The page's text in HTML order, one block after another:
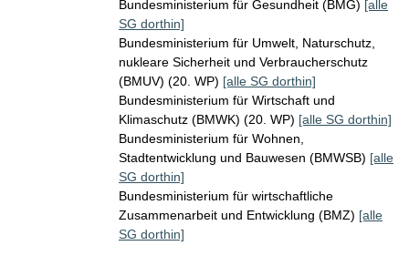
Bundesministerium für Gesundheit (BMG) [alle
SG dorthin]
Bundesministerium für Umwelt, Naturschutz,
nukleare Sicherheit und Verbraucherschutz
(BMUV) (20. WP) [alle SG dorthin]
Bundesministerium für Wirtschaft und
Klimaschutz (BMWK) (20. WP) [alle SG dorthin]
Bundesministerium für Wohnen,
Stadtentwicklung und Bauwesen (BMWSB) [alle
SG dorthin]
Bundesministerium für wirtschaftliche
Zusammenarbeit und Entwicklung (BMZ) [alle
SG dorthin]